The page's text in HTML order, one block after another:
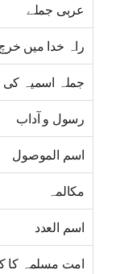
عربی جملے
راہ خدا میں
جملہ اسمیہ کی
رسول و آداب
اسم الموصول
مکالمہ
اسم العدد
امت مسلمہ کا